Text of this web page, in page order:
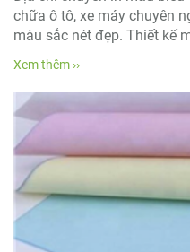
chữa ô tô, xe máy chuyên
màu sắc nét đẹp. Thiết kế
Xem thêm ››